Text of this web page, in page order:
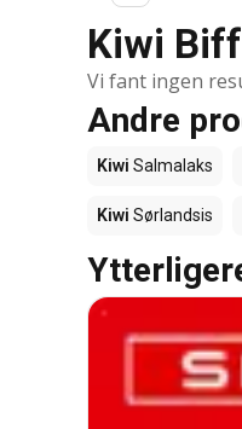
Kiwi
Vi fant ingen
Andre
Kiwi Salmalaks
Kiwi Sørlandsis